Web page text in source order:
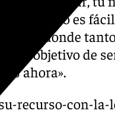
porque no es fácil
donde
ese objetivo de
ahora».
recurso-con-la-